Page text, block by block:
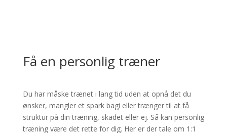
Få en personlig træner
Du har måske trænet i lang tid uden at opnå det du
ønsker, mangler et spark bagi eller trænger til at få
struktur på din træning, skadet eller ej. Så kan personlig
træning være det rette for dig. Her er der tale om 1:1